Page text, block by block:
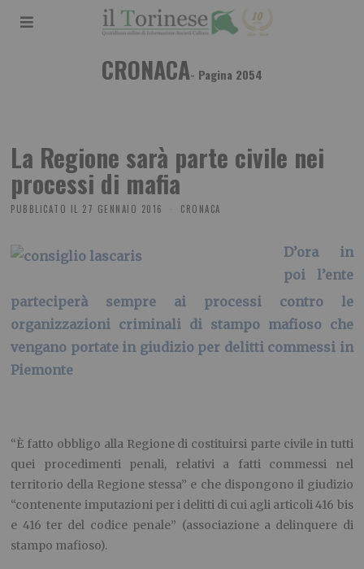
CRONACA- Pagina 2054
La Regione sarà parte civile nei
processi di mafia
PUBBLICATO IL 27 GENNAIO 2016 CRONACA
D’ora in
poi l’ente
parteciperà sempre ai processi contro le
organizzazioni criminali di stampo mafioso che
vengano portate in giudizio per delitti commessi in
Piemonte
“È fatto obbligo alla Regione di costituirsi parte civile in tutti
quei procedimenti penali, relativi a fatti commessi nel
territorio della Regione stessa” e che dispongono il giudizio
“contenente imputazioni per i delitti di cui agli articoli 416 bis
e 416 ter del codice penale” (associazione a delinquere di
stampo mafioso).